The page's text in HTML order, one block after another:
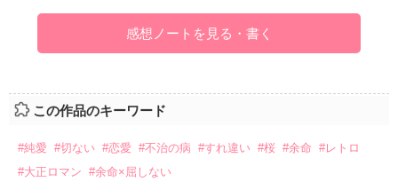
感想ノートを見る・書く
この作品のキーワード
#純愛 #切ない #恋愛 #不治の病 #すれ違い #桜 #余命 #レトロ
#大正ロマン #余命×屈しない